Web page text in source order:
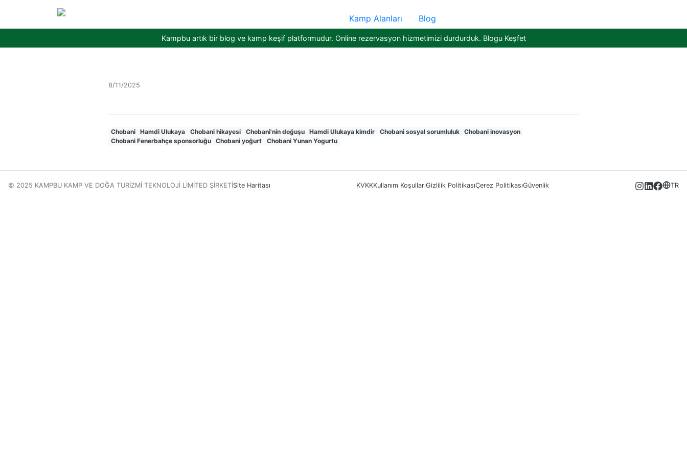
Kamp Alanları Blog
Kampbu artık bir blog ve kamp keşif platformudur. Online rezervasyon hizmetimizi durdurduk. Blogu Keşfet
8/11/2025
Chobani Hamdi Ulukaya Chobani hikayesi Chobani'nin doğuşu Hamdi Ulukaya kimdir Chobani sosyal sorumluluk
Chobani inovasyon
Chobani Fenerbahçe sponsorluğu
Chobani yoğurt Chobani Yunan Yogurtu
© 2025 KAMPBU KAMP VE DOĞA TURİZMİ TEKNOLOJİ LİMİTED ŞİRKETİSite Haritası KVKKKullanım KoşullarıGizlilik PolitikasıÇerez PolitikasıGüvenlik TR